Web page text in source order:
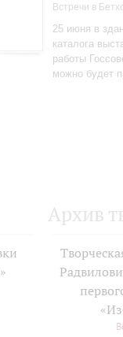
Встречи в
25 июня в
каталога
работы
можно будет
Архив